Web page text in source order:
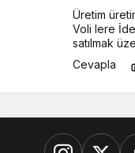
Üretim
Voli lere
satılmak
Cevapla